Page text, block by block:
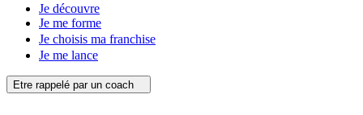
Je découvre
Je me forme
Je choisis ma franchise
Je me lance
Etre rappelé par un coach